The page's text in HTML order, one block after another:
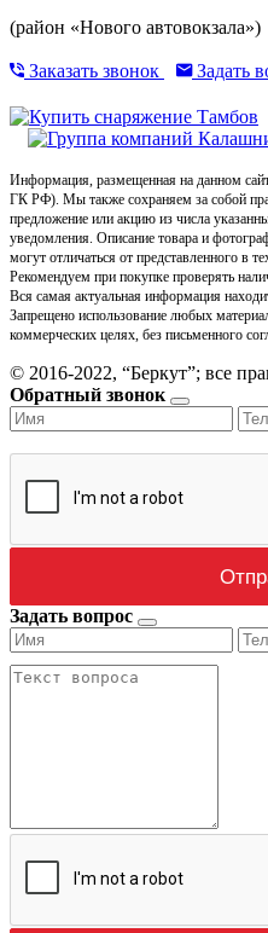
(район «Нового автовокзала»)
Заказать звонок Задать
Информация, размещенная на данном
ГК РФ). Мы также сохраняем за собой
предложение или акцию из числа
уведомления. Описание товара и
могут отличаться от представленного в
Рекомендуем при покупке проверять
Вся самая актуальная информация
Запрещено использование любых
коммерческих целях, без письменного
© 2016-2022, “Беркут”; все
Обратный звонок
Задать вопрос